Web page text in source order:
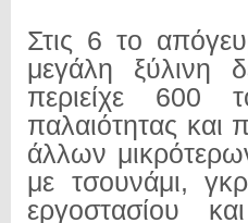
Στις 6 το
μεγάλη ξύλινη
περιείχε 600
παλαιότητας και
άλλων
με τσουνάμι,
εργοστασίου